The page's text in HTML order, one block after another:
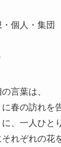
個人・集団
言葉は、
に春の訪れを
、一人ひと
れぞれの花